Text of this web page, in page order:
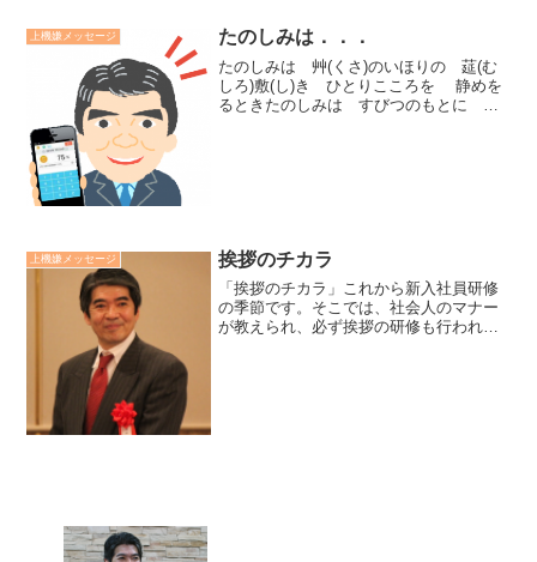
上機嫌メッセージ たのしみは．．．
たのしみは 艸(くさ)のいほりの 莚(む
しろ)敷(し)き ひとりこころを 静めを
るときたのしみは すびつのもとに う
上機嫌メッセージ 挨拶のチカラ
「挨拶のチカラ」これから新入社員研修
の季節です。そこでは、社会人のマナー
が教えられ、必ず挨拶の研修も行われて